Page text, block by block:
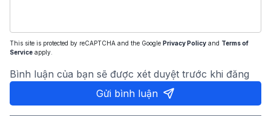
This site is protected by reCAPTCHA and the Google Privacy Policy and Terms of
Service apply.
Bình luận của bạn sẽ được xét duyệt trước khi đăng
Gửi bình luận